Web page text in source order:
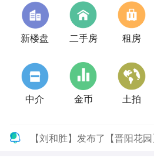
新楼盘 二手房 租房
中介 金币 土拍
【刘和胜】发布了【晋阳花